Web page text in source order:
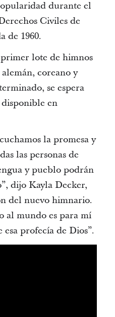
durante el
Civiles de
de 1960.
lote de himnos
coreano y
se espera
en
la promesa y
las personas de
y pueblo podrán
dijo Kayla Decker,
del nuevo himnario.
al mundo es para mí
profecía de Dios”.